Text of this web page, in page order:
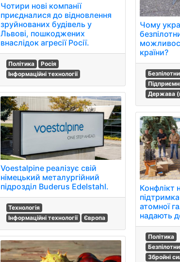
Чотири нові компанії
приєдналися до відновлення
зруйнованих будівель у
Львові, пошкоджених
внаслідок агресії Росії.
Політика
Росія
Інформаційні технології
Voestalpine реалізує свій
німецький металургійний
підрозділ Buderus Edelstahl.
Технологія
Інформаційні технології
Європа
Чому
країни?
Держава
Конфлікт
атомної
надають
Політика
Збройні